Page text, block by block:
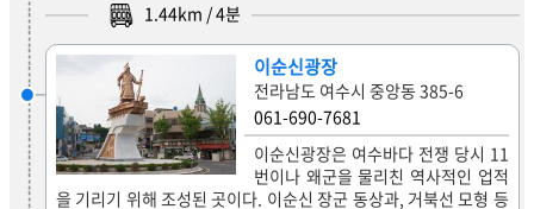
1.44km /4분
이순신광장
전라남도 여수시 중앙동 385-6
061-690-7681
이순신광장은 여수바다 전쟁 당시 11
번이나 왜군을 물리친 역사적인 업적
을 기리기 위해 조성된 곳이다. 이순신 장군 동상과, 거북선 모형 등